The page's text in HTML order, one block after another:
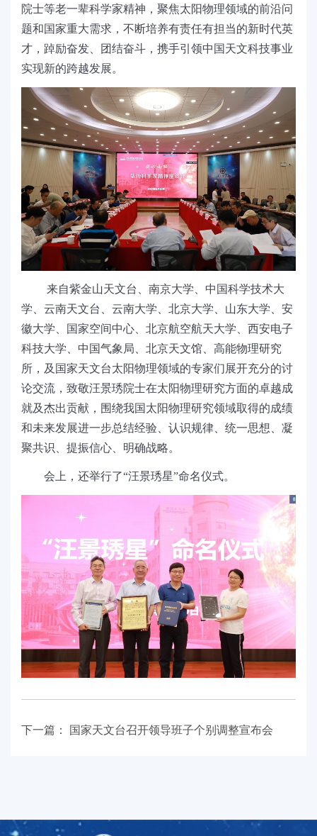
院士等老一辈科学家精神，聚焦太阳物理领域的前沿问
题和国家重大需求，不断培养有责任有担当的新时代英
才，踔励奋发、团结奋斗，携手引领中国天文科技事业
实现新的跨越发展。
来自紫金山天文台、南京大学、中国科学技术大
学、云南天文台、云南大学、北京大学、山东大学、安
徽大学、国家空间中心、北京航空航天大学、西安电子
科技大学、中国气象局、北京天文馆、高能物理研究
所，及国家天文台太阳物理领域的专家们展开充分的讨
论交流，致敬汪景琇院士在太阳物理研究方面的卓越成
就及杰出贡献，围绕我国太阳物理研究领域取得的成绩
和未来发展进一步总结经验、认识规律、统一思想、凝
聚共识、提振信心、明确战略。
会上，还举行了“汪景琇星”命名仪式。
下一篇： 国家天文台召开领导班子个别调整宣布会